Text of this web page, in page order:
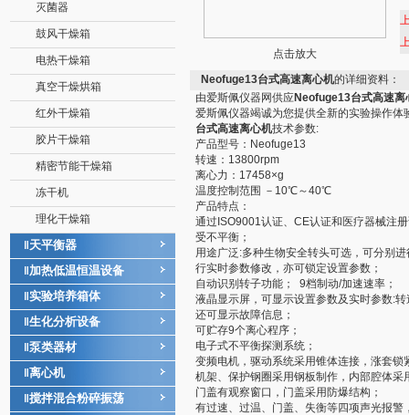
灭菌器
鼓风干燥箱
电热干燥箱
真空干燥烘箱
红外干燥箱
胶片干燥箱
精密节能干燥箱
冻干机
理化干燥箱
天平衡器
加热低温恒温设备
实验培养箱体
生化分析设备
泵类器材
离心机
搅拌混合粉碎振荡
点击放大
Neofuge13台式高速离心机的详细资料：
由爱斯佩仪器网供应Neofuge13台式高速离
爱斯佩仪器竭诚为您提供全新的实验操作体
台式高速离心机技术参数:
产品型号：Neofuge13
转速：13800rpm
离心力：17458×g
温度控制范围 －10℃～40℃
产品特点：
通过ISO9001认证、CE认证和医疗器械注
受不平衡；
用途广泛:多种生物安全转头可选，可分别
行实时参数修改，亦可锁定设置参数；
自动识别转子功能； 9档制动/加速速率；
液晶显示屏，可显示设置参数及实时参数:
还可显示故障信息；
可贮存9个离心程序；
电子式不平衡探测系统；
变频电机，驱动系统采用锥体连接，涨套
机架、保护钢圈采用钢板制作，内部腔体
门盖有观察窗口，门盖采用防爆结构；
有过速、过温、门盖、失衡等四项声光报警